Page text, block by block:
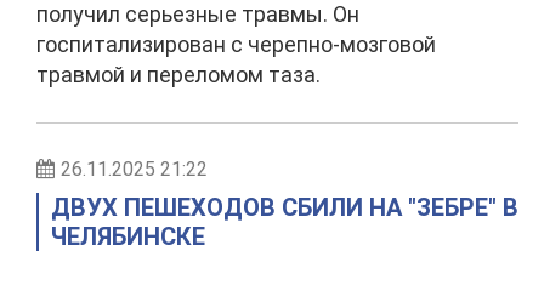
получил серьезные травмы. Он
госпитализирован с черепно-мозговой
травмой и переломом таза.
26.11.2025 21:22
ДВУХ ПЕШЕХОДОВ СБИЛИ НА "ЗЕБРЕ" В
ЧЕЛЯБИНСКЕ